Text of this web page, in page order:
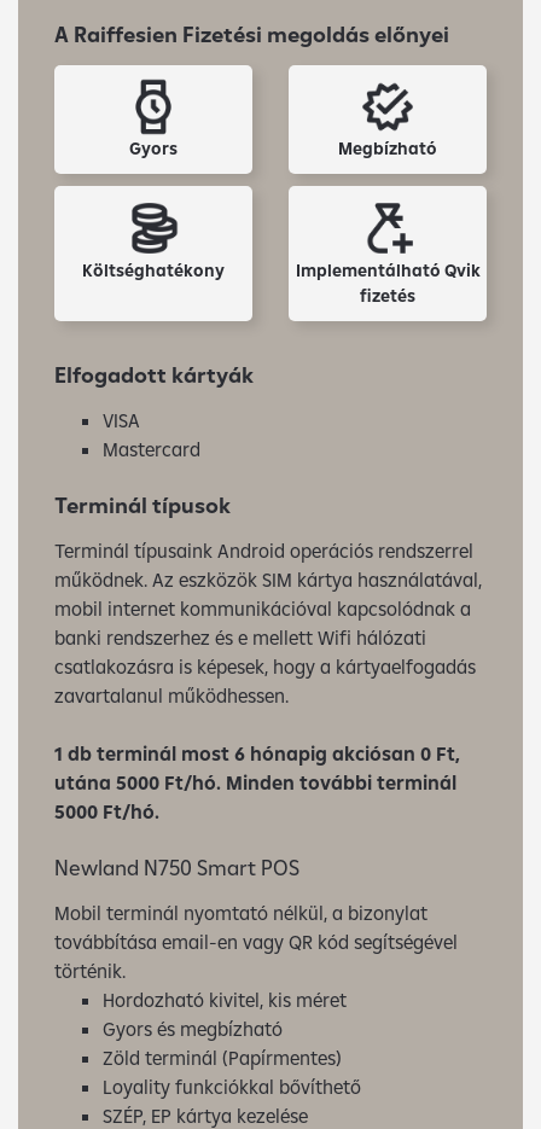
A Raiffesien Fizetési megoldás előnyei
Gyors Megbízható
Költséghatékony
Implementálható Qvik
fizetés
Elfogadott kártyák
VISA
Mastercard
Terminál típusok
Terminál típusaink Android operációs rendszerrel
működnek. Az eszközök SIM kártya használatával,
mobil internet kommunikációval kapcsolódnak a
banki rendszerhez és e mellett Wifi hálózati
csatlakozásra is képesek, hogy a kártyaelfogadás
zavartalanul működhessen.
1 db terminál most 6 hónapig akciósan 0 Ft,
utána 5000 Ft/hó. Minden további terminál
5000 Ft/hó.
Newland N750 Smart POS
Mobil terminál nyomtató nélkül, a bizonylat
továbbítása email-en vagy QR kód segítségével
történik.
Hordozható kivitel, kis méret
Gyors és megbízható
Zöld terminál (Papírmentes)
Loyality funkciókkal bővíthető
SZÉP, EP kártya kezelése